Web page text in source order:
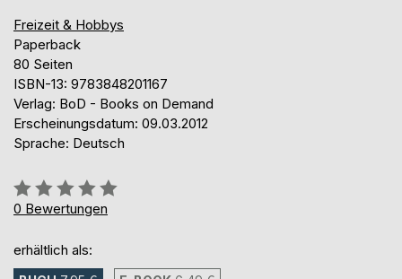
Freizeit & Hobbys
Paperback
80 Seiten
ISBN-13: 9783848201167
Verlag: BoD - Books on Demand
Erscheinungsdatum: 09.03.2012
Sprache: Deutsch
Bewertung::
0%
0 Bewertungen
erhältlich als: